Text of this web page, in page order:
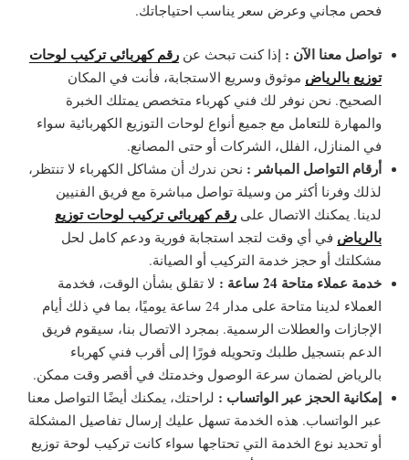
فحص مجاني وعرض سعر يناسب احتياجاتك.
تواصل معنا الآن : إذا كنت تبحث عن رقم كهربائي تركيب لوحات
توزيع بالرياض موثوق وسريع الاستجابة، فأنت في المكان
الصحيح. نحن نوفر لك فني كهرباء متخصص يمتلك الخبرة
والمهارة للتعامل مع جميع أنواع لوحات التوزيع الكهربائية سواء
في المنازل، الفلل، الشركات أو حتى المصانع.
أرقام التواصل المباشر : نحن ندرك أن مشاكل الكهرباء لا تنتظر،
لذلك وفرنا أكثر من وسيلة تواصل مباشرة مع فريق الفنيين
لدينا. يمكنك الاتصال على رقم كهربائي تركيب لوحات توزيع
بالرياض في أي وقت لتجد استجابة فورية ودعم كامل لحل
مشكلتك أو حجز خدمة التركيب أو الصيانة.
خدمة عملاء متاحة 24 ساعة :
لا تقلق بشأن الوقت، فخدمة
العملاء لدينا متاحة على مدار 24 ساعة يوميًا، بما في ذلك أيام
الإجازات والعطلات الرسمية. بمجرد الاتصال بنا، سيقوم فريق
الدعم بتسجيل طلبك وتحويله فورًا إلى أقرب فني كهرباء
بالرياض لضمان سرعة الوصول وخدمتك في أقصر وقت ممكن.
إمكانية الحجز عبر الواتساب : لراحتك، يمكنك أيضًا التواصل معنا
عبر الواتساب. هذه الخدمة تسهل عليك إرسال تفاصيل المشكلة
أو تحديد نوع الخدمة التي تحتاجها سواء كانت تركيب لوحة توزيع